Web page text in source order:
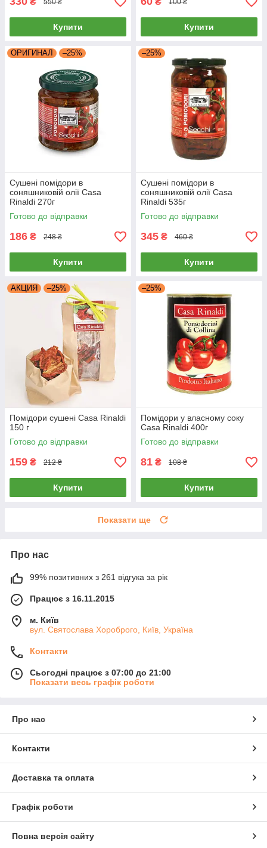
550 ₴
Купити
100 ₴
Купити
ОРИГИНАЛ –25%
Сушені помідори в
соняшниковій олії Casa
Rinaldi 270г
Готово до відправки
186 ₴ 248 ₴
Купити
–25%
Сушені помідори в
соняшниковій олії Casa
Rinaldi 535г
Готово до відправки
345 ₴ 460 ₴
Купити
АКЦИЯ –25%
Помідори сушені Casa Rinaldi
150 г
Готово до відправки
159 ₴ 212 ₴
Купити
–25%
Помідори у власному соку
Casa Rinaldi 400г
Готово до відправки
81 ₴ 108 ₴
Купити
Показати ще
Про нас
99% позитивних з 261 відгука за рік
Працює з 16.11.2015
м. Київ
вул. Святослава Хороброго, Київ, Україна
Контакти
Сьогодні працює з 07:00 до 21:00
Показати весь графік роботи
Про нас
Контакти
Доставка та оплата
Графік роботи
Повна версія сайту